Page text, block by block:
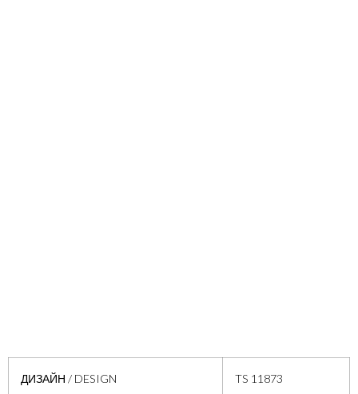
ДИЗАЙН / DESIGN TS 11873